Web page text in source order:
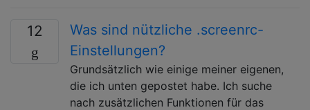
12
Was sind nützliche .screenrc-
Einstellungen?
Grundsätzlich wie einige meiner eigenen,
die ich unten gepostet habe. Ich suche
nach zusätzlichen Funktionen für das